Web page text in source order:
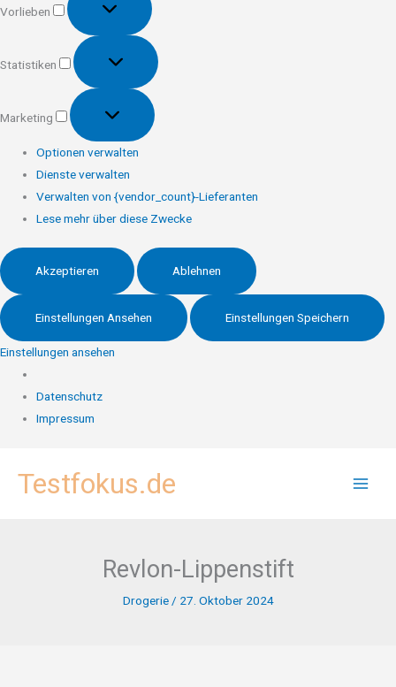
Vorlieben
Statistiken
Statistiken
Marketing
Marketing
Optionen verwalten
Dienste verwalten
Verwalten von {vendor_count}-Lieferanten
Lese mehr über diese Zwecke
Akzeptieren Ablehnen
Einstellungen Ansehen Einstellungen Speichern
Einstellungen ansehen
Datenschutz
Impressum
InhaltTestfokus.de
Revlon-Lippenstift
Drogerie/ 27. Oktober 2024